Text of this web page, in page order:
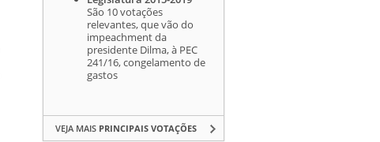
São 10 votações
relevantes, que vão do
impeachment da
presidente Dilma, à PEC
241/16, congelamento de
gastos
VEJA MAIS PRINCIPAIS VOTAÇÕES